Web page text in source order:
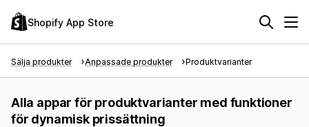
Shopify App Store
Sälja produkter Anpassade produkter Produktvarianter
Alla appar för produktvarianter med funktioner
för dynamisk prissättning